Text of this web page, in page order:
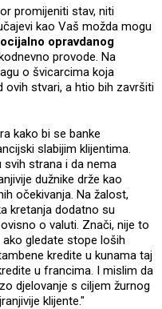
promijeniti stav, niti
kao Vaš možda mogu
opravdanog
provode. Na
o švicarcima koja
ovih stvari, a htio bih završiti
kako bi se banke
slabijim klijentima.
strana i da nema
dužnike drže kao
očekivanja. Na žalost,
kretanja dodatno su
o valuti. Znači, nije to
gledate stope loših
kredite u kunama taj
u francima. I mislim da
djelovanje s ciljem žurnog
klijente."